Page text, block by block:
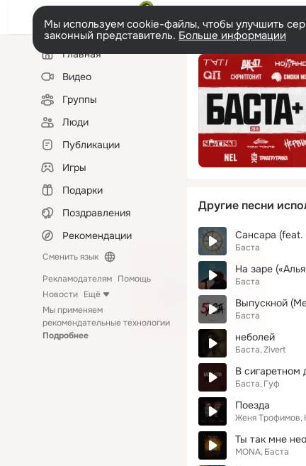
Мы используем cookie-файлы, чтобы улучшить
законный представитель. Больше информации
Левая
колонкаГлавная
Видео
Группы
Люди
Публикации
Игры
Подарки
Поздравления
Рекомендации
Сменить язык
Рекламодателям Помощь
Новости Ещё
Мы применяем
рекомендательные технологии
Подробнее
Другие песни
Баста
На заре
Баста
Выпускной
Баста
неболей
Баста Zivert
В сигаретном
Баста Гуф
Поезда
Женя Трофимов
Ты так мне
MONA Баста